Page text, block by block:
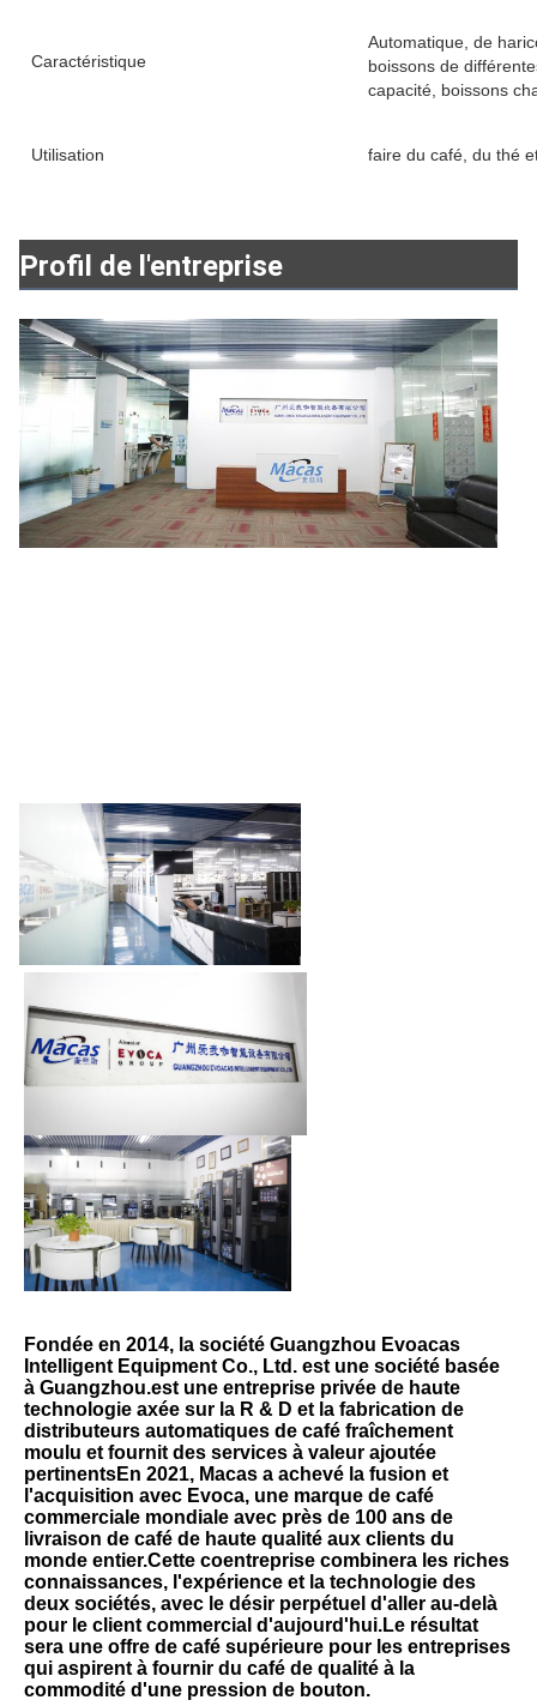
Caractéristique
Automatique, de
boissons de
capacité, boissons
Utilisation faire du café, du thé
Profil de l'entreprise
Fondée en 2014, la société Guangzhou Evoacas
Intelligent Equipment Co., Ltd. est une société basée
à Guangzhou.est une entreprise privée de haute
technologie axée sur la R & D et la fabrication de
distributeurs automatiques de café fraîchement
moulu et fournit des services à valeur ajoutée
pertinentsEn 2021, Macas a achevé la fusion et
l'acquisition avec Evoca, une marque de café
commerciale mondiale avec près de 100 ans de
livraison de café de haute qualité aux clients du
monde entier.Cette coentreprise combinera les riches
connaissances, l'expérience et la technologie des
deux sociétés, avec le désir perpétuel d'aller au-delà
pour le client commercial d'aujourd'hui.Le résultat
sera une offre de café supérieure pour les entreprises
qui aspirent à fournir du café de qualité à la
commodité d'une pression de bouton.